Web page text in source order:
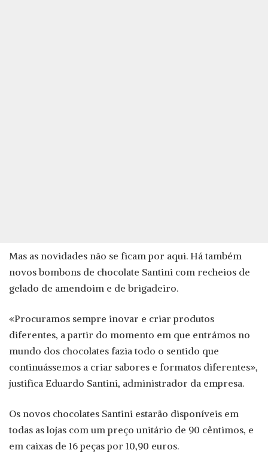
Mas as novidades não se ficam por aqui. Há também
novos bombons de chocolate Santini com recheios de
gelado de amendoim e de brigadeiro.
«Procuramos sempre inovar e criar produtos
diferentes, a partir do momento em que entrámos no
mundo dos chocolates fazia todo o sentido que
continuássemos a criar sabores e formatos diferentes»,
justifica Eduardo Santini, administrador da empresa.
Os novos chocolates Santini estarão disponíveis em
todas as lojas com um preço unitário de 90 cêntimos, e
em caixas de 16 peças por 10,90 euros.